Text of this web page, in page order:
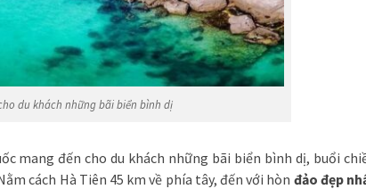
du khách những bãi biển bình dị
mang đến cho du khách những bãi biển bình dị, buổi
cách Hà Tiên 45 km về phía tây, đến với hòn đảo đẹp